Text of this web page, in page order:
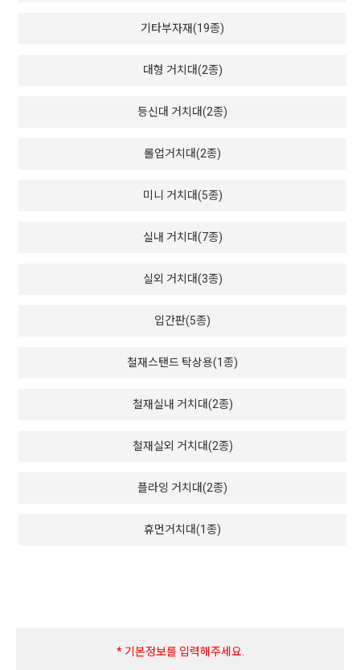
기타부자재(19종)
대형 거치대(2종)
등신대 거치대(2종)
롤업거치대(2종)
미니 거치대(5종)
실내 거치대(7종)
실외 거치대(3종)
입간판(5종)
철재스탠드 탁상용(1종)
철재실내 거치대(2종)
철재실외 거치대(2종)
플라잉 거치대(2종)
휴먼거치대(1종)
* 기본정보를 입력해주세요.